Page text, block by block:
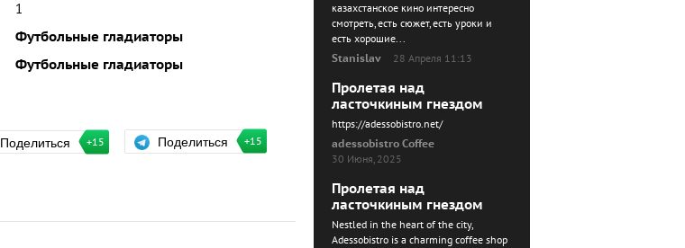
1
Футбольные гладиаторы
Футбольные гладиаторы
Поделиться +15 Поделиться +15
казахстанское кино интересно
смотреть, есть сюжет, есть уроки и
есть хорошие...
Stanislav
28 Апреля 11:13
Пролетая над
ласточкиным гнездом
https://adessobistro.net/
adessobistro Coffee
30 Июня, 2025
Пролетая над
ласточкиным гнездом
Nestled in the heart of the city,
Adessobistro is a charming coffee shop